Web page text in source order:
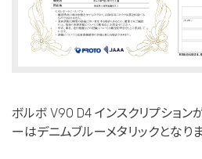
ボルボ V90 D4 インスクリプション
ーはデニムブルーメタリックとなりま